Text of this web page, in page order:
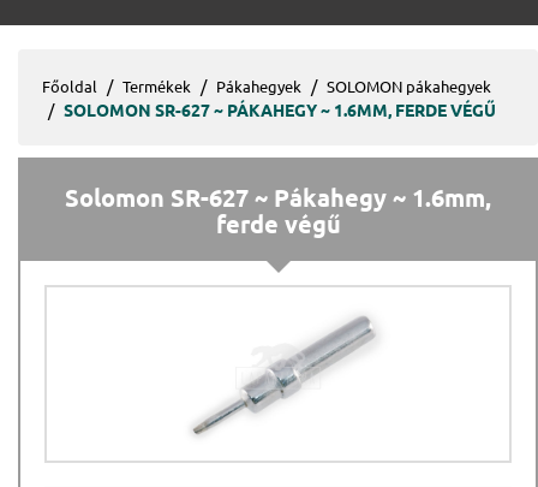
Főoldal Termékek Pákahegyek SOLOMON pákahegyek
SOLOMON SR-627 ~ PÁKAHEGY ~ 1.6MM, FERDE VÉGŰ
Solomon SR-627 ~ Pákahegy ~ 1.6mm,
ferde végű